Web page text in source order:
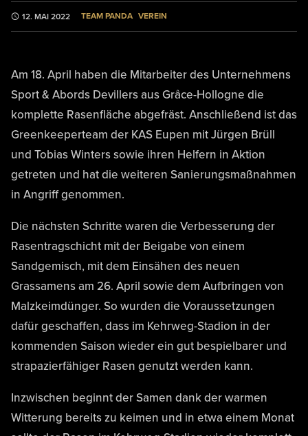
12. MAI 2022 TEAM PANDA VEREIN
Am 18. April haben die Mitarbeiter des Unternehmens
Sport & Abords Devillers aus Grâce-Hollogne die
komplette Rasenfläche abgefräst. Anschließend ist das
Greenkeeperteam der KAS Eupen mit Jürgen Brüll
und Tobias Winters sowie ihren Helfern in Aktion
getreten und hat die weiteren Sanierungsmaßnahmen
in Angriff genommen.
Die nächsten Schritte waren die Verbesserung der
Rasentragschicht mit der Beigabe von einem
Sandgemisch, mit dem Einsähen des neuen
Grassamens am 26. April sowie dem Aufbringen von
Malzkeimdünger. So wurden die Voraussetzungen
dafür geschaffen, dass im Kehrweg-Stadion in der
kommenden Saison wieder ein gut bespielbarer und
strapazierfähiger Rasen genutzt werden kann.
Inzwischen beginnt der Samen dank der warmen
Witterung bereits zu keimen und in etwa einem Monat